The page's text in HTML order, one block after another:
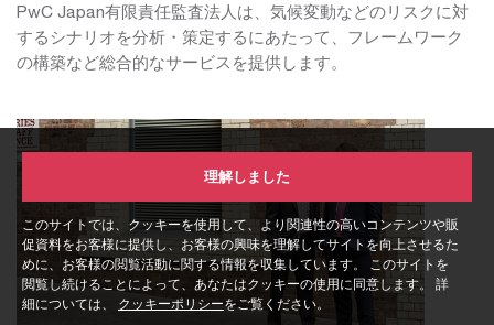
このサイトでは、クッキーを使用して、より関連性の高いコンテンツや販
促資料をお客様に提供し、お客様の興味を理解してサイトを向上させるた
めに、お客様の閲覧活動に関する情報を収集しています。 このサイトを
閲覧し続けることによって、あなたはクッキーの使用に同意します。 詳
細については、 クッキーポリシーをご覧ください。
理解しました
PwC Japan有限責任監査法人は、気候変動などのリスクに対
するシナリオを分析・策定するにあたって、フレームワーク
の構築など総合的なサービスを提供します。